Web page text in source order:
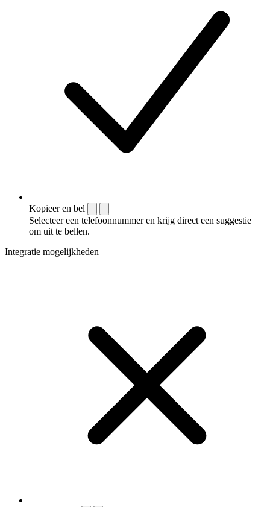
Kopieer en bel
Selecteer een telefoonnummer en krijg direct een suggestie
om uit te bellen.
Integratie mogelijkheden